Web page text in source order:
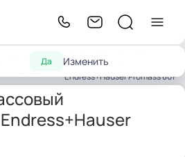
Да Изменить
Расходомеры
кориолисовый
Endress+Hauser Promass 80F